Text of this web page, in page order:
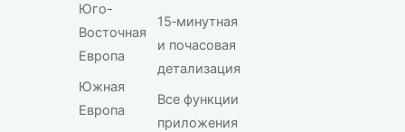
Юго-
Восточная
Европа
Южная
Европа
15‑минутная
и почасовая
детализация
Все функции
приложения